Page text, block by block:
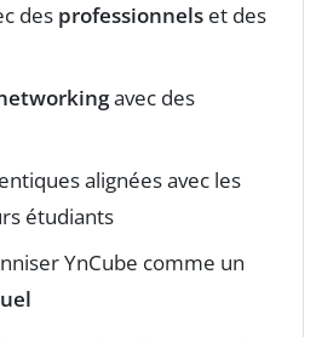
des professionnels et des
avec des
alignées avec les
étudiants
YnCube comme un